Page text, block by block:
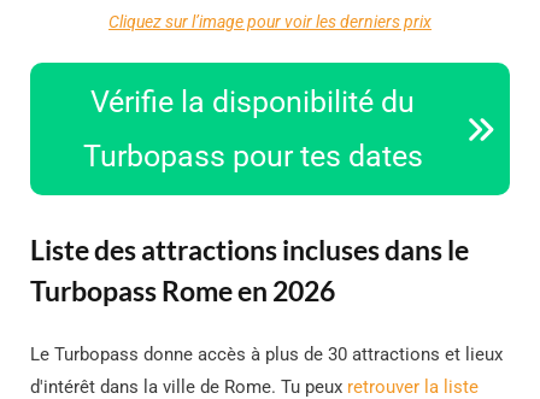
Cliquez sur l’image pour voir les derniers prix
Vérifie la disponibilité du
Turbopass pour tes dates
Liste des attractions incluses dans le
Turbopass Rome en 2026
Le Turbopass donne accès à plus de 30 attractions et lieux
d'intérêt dans la ville de Rome. Tu peux retrouver la liste